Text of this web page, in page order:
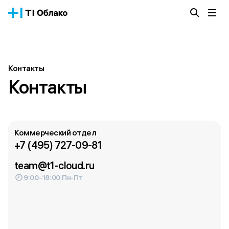
Истории успеха
Блог
Тарифы
Получить консультацию
Контакты
Контакты
Коммерческий отдел
+7 (495) 727-09-81
team@t1-cloud.ru
9:00–18:00 Пн-Пт